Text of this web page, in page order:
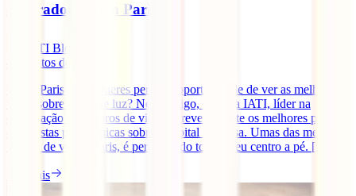
8 Miradouros em Paris
IATI Blog
minutos de leitura
Vais a Paris e não queres perder a oportunidade de ver as melhores
vistas sobre a cidade luz? Neste artigo, desde a IATI, líder na
contratação de seguros de viagem, revelamos-te os melhores pontos
com vistas panorâmicas sobre a capital francesa. Umas das melhores
formas de visitar Paris, é percorrendo todo o seu centro a pé. [...]
Ler mais